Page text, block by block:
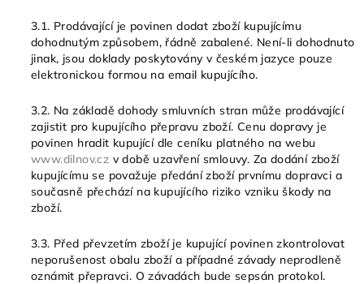
3.1. Prodávající je povinen dodat zboží kupujícímu
dohodnutým způsobem, řádně zabalené. Není-li dohodnuto
jinak, jsou doklady poskytovány v českém jazyce pouze
elektronickou formou na email kupujícího.
3.2. Na základě dohody smluvních stran může prodávající
zajistit pro kupujícího přepravu zboží. Cenu dopravy je
povinen hradit kupující dle ceníku platného na webu
www.dilnov.cz v době uzavření smlouvy. Za dodání zboží
kupujícímu se považuje předání zboží prvnímu dopravci a
současně přechází na kupujícího riziko vzniku škody na
zboží.
3.3. Před převzetím zboží je kupující povinen zkontrolovat
neporušenost obalu zboží a případné závady neprodleně
oznámit přepravci. O závadách bude sepsán protokol.